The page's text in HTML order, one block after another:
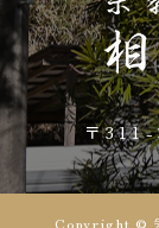
〒
Copyright ©